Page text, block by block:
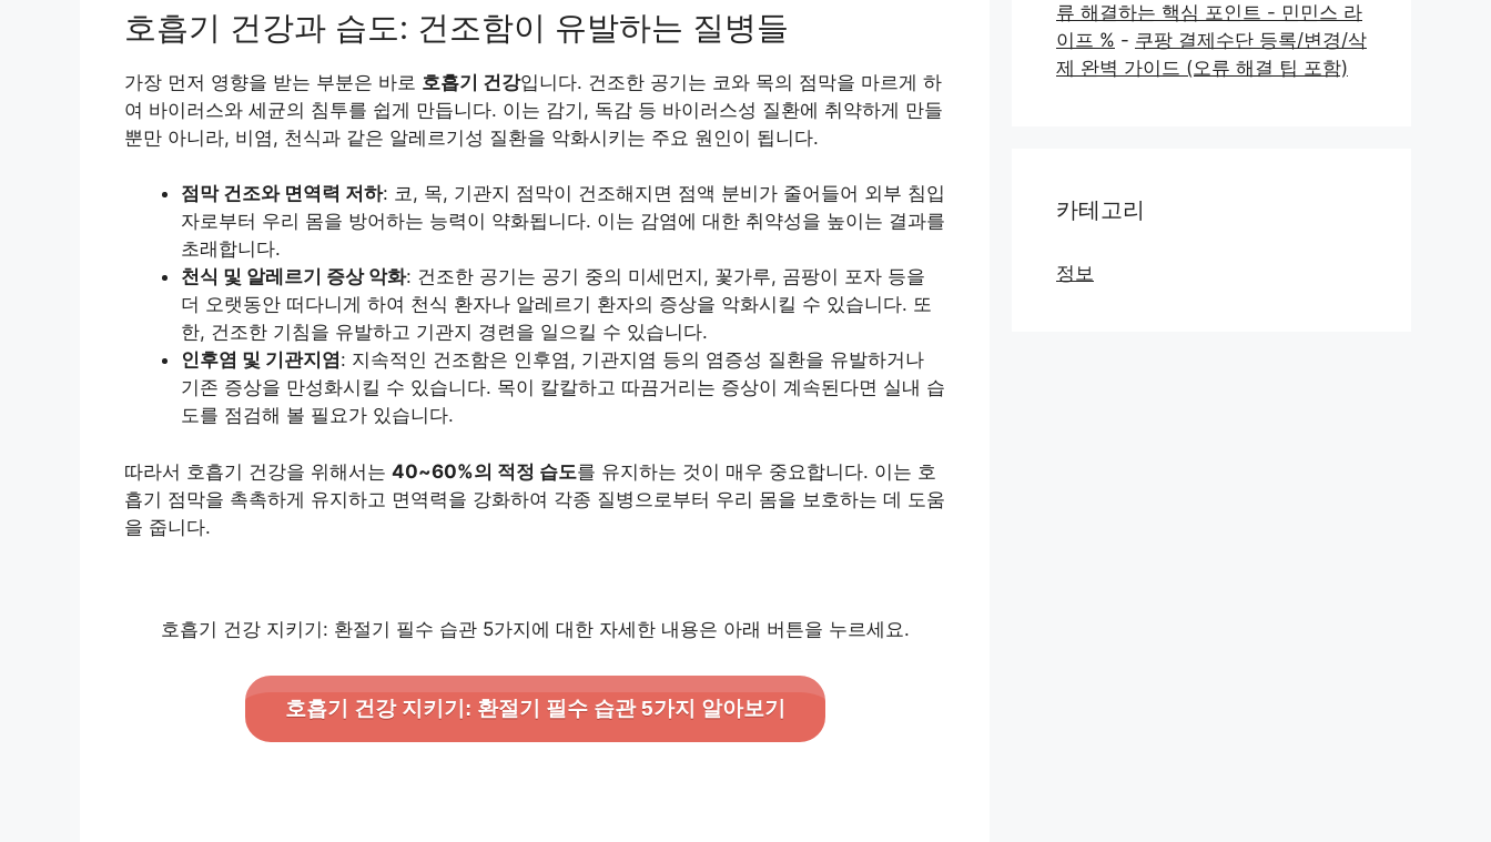
호흡기 건강과 습도: 건조함이 유발하는 질병들
가장 먼저 영향을 받는 부분은 바로 호흡기 건강입니다. 건조한 공기는 코와 목의 점막을 마르게 하
여 바이러스와 세균의 침투를 쉽게 만듭니다. 이는 감기, 독감 등 바이러스성 질환에 취약하게 만들
뿐만 아니라, 비염, 천식과 같은 알레르기성 질환을 악화시키는 주요 원인이 됩니다.
점막 건조와 면역력 저하: 코, 목, 기관지 점막이 건조해지면 점액 분비가 줄어들어 외부 침입
자로부터 우리 몸을 방어하는 능력이 약화됩니다. 이는 감염에 대한 취약성을 높이는 결과를
초래합니다.
천식 및 알레르기 증상 악화: 건조한 공기는 공기 중의 미세먼지, 꽃가루, 곰팡이 포자 등을
더 오랫동안 떠다니게 하여 천식 환자나 알레르기 환자의 증상을 악화시킬 수 있습니다. 또
한, 건조한 기침을 유발하고 기관지 경련을 일으킬 수 있습니다.
인후염 및 기관지염: 지속적인 건조함은 인후염, 기관지염 등의 염증성 질환을 유발하거나
기존 증상을 만성화시킬 수 있습니다. 목이 칼칼하고 따끔거리는 증상이 계속된다면 실내 습
도를 점검해 볼 필요가 있습니다.
따라서 호흡기 건강을 위해서는 40~60%의 적정 습도를 유지하는 것이 매우 중요합니다. 이는 호
흡기 점막을 촉촉하게 유지하고 면역력을 강화하여 각종 질병으로부터 우리 몸을 보호하는 데 도움
을 줍니다.
호흡기 건강 지키기: 환절기 필수 습관 5가지에 대한 자세한 내용은 아래 버튼을 누르세요.
호흡기 건강 지키기: 환절기 필수 습관 5가지 알아보기
류 해결하는 핵심 포인트 - 민민스 라
이프 % - 쿠팡 결제수단 등록/변경/삭
제 완벽 가이드 (오류 해결 팁 포함)
카테고리
정보